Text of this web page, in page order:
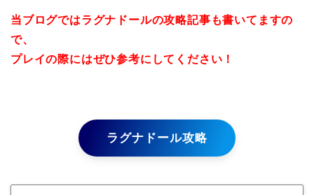
当ブログではラグナドールの攻略記事も書いてますの
で、
プレイの際にはぜひ参考にしてください！
ラグナドール攻略